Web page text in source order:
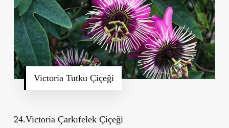
Victoria Tutku Çiçeği
24.Victoria Çarkıfelek Çiçeği